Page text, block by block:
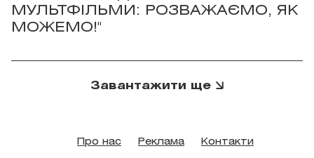
МУЛЬТФІЛЬМИ: РОЗВАЖАЄМО, ЯК
МОЖЕМО!"
Завантажити ще
Про нас Реклама Контакти